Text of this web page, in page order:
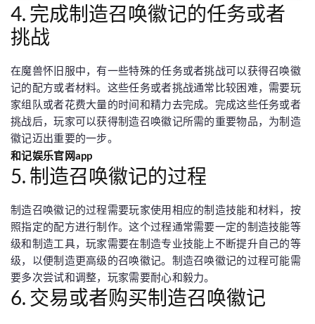
4. 完成制造召唤徽记的任务或者
挑战
在魔兽怀旧服中，有一些特殊的任务或者挑战可以获得召唤徽
记的配方或者材料。这些任务或者挑战通常比较困难，需要玩
家组队或者花费大量的时间和精力去完成。完成这些任务或者
挑战后，玩家可以获得制造召唤徽记所需的重要物品，为制造
徽记迈出重要的一步。
和记娱乐官网app
5. 制造召唤徽记的过程
制造召唤徽记的过程需要玩家使用相应的制造技能和材料，按
照指定的配方进行制作。这个过程通常需要一定的制造技能等
级和制造工具，玩家需要在制造专业技能上不断提升自己的等
级，以便制造更高级的召唤徽记。制造召唤徽记的过程可能需
要多次尝试和调整，玩家需要耐心和毅力。
6. 交易或者购买制造召唤徽记